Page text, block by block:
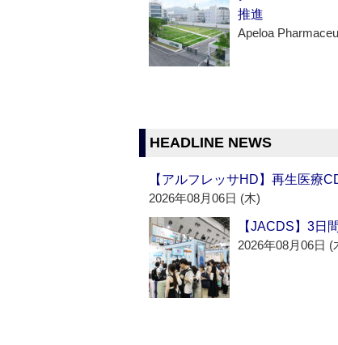
推進
Apeloa
HEADLINE NEWS
【アルフレッサHD】再生医療
2026年08月06日 (木)
【JACDS】3日
2026年08月06日 (